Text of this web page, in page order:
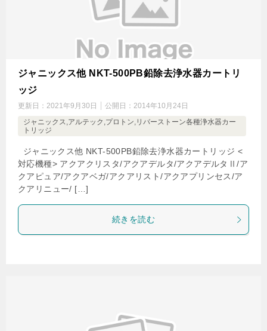
ジャニックス他 NKT-500PB鉛除去浄水器カートリ
ッジ
更新日： 2021年9月30日 公開日： 2014年10月24日
ジャニックス,アルテック,プロトン,リバーストーン各種浄水器カー
トリッジ
ジャニックス他 NKT-500PB鉛除去浄水器カートリッジ <
対応機種> アクアクリスタ/アクアデルタ/アクアデルタⅡ/ア
クアピュア/アクアベガ/アクアリスト/アクアプリンセス/ア
クアリニュー/ […]
続きを読む